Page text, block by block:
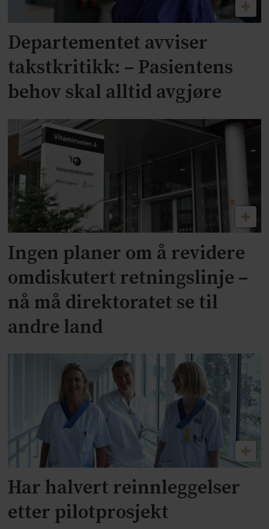
Departementet avviser
takstkritikk: – Pasientens
behov skal alltid avgjøre
Ingen planer om å revidere
omdiskutert retningslinje –
nå må direktoratet se til
andre land
Har halvert reinnleggelser
etter pilotprosjekt